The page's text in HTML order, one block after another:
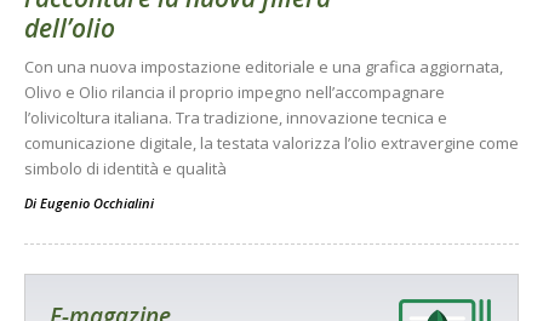
dell’olio
Con una nuova impostazione editoriale e una grafica aggiornata,
Olivo e Olio rilancia il proprio impegno nell’accompagnare
l’olivicoltura italiana. Tra tradizione, innovazione tecnica e
comunicazione digitale, la testata valorizza l’olio extravergine come
simbolo di identità e qualità
Di Eugenio Occhialini